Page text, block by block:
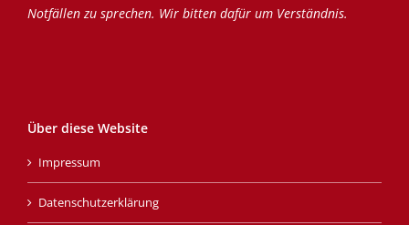
Notfällen zu sprechen. Wir bitten dafür um Verständnis.
Über diese Website
Impressum
Datenschutzerklärung